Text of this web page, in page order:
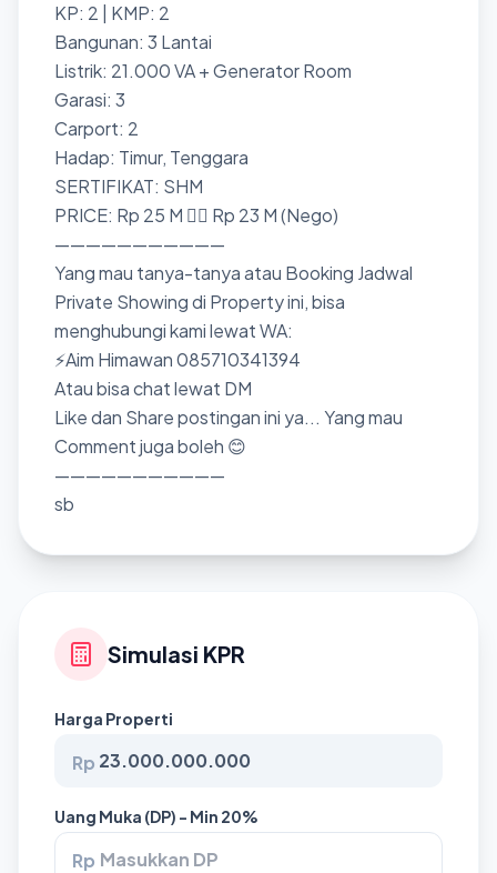
KP: 2 | KMP: 2
Bangunan: 3 Lantai
Listrik: 21.000 VA + Generator Room
Garasi: 3
Carport: 2
Hadap: Timur, Tenggara
SERTIFIKAT: SHM
PRICE: Rp 25 M 👉🏼 Rp 23 M (Nego)
———————————
Yang mau tanya-tanya atau Booking Jadwal
Private Showing di Property ini, bisa
menghubungi kami lewat WA:
⚡Aim Himawan 085710341394
Atau bisa chat lewat DM
Like dan Share postingan ini ya... Yang mau
Comment juga boleh 😊
———————————
sb
Simulasi KPR
Harga Properti
Rp
Uang Muka (DP) - Min 20%
Rp